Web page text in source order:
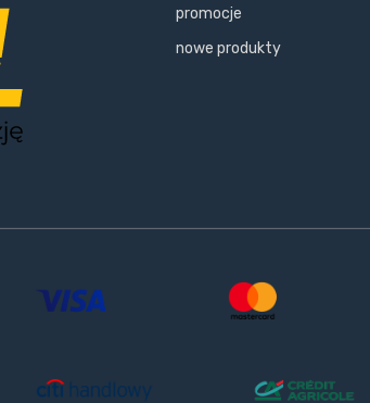
promocje
nowe produkty